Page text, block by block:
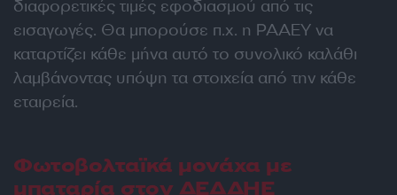
διαφορετικές τιμές εφοδιασμού από τις
εισαγωγές. Θα μπορούσε π.χ. η ΡΑΑΕΥ να
καταρτίζει κάθε μήνα αυτό το συνολικό καλάθι
λαμβάνοντας υπόψη τα στοιχεία από την κάθε
εταιρεία.
Φωτοβολταϊκά μονάχα με
μπαταρία στον ΔΕΔΔΗΕ